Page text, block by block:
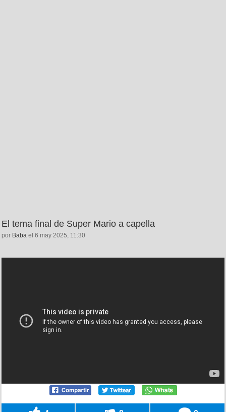
El tema final de Super Mario a capella
por Baba el 6 may 2025, 11:30